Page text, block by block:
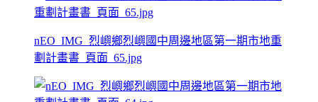
nEO_IMG_烈嶼鄉烈嶼國中周邊地區第一期市地重
劃計畫書_頁面_65.jpg